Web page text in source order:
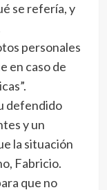
se refería, y
personales
en caso de
defendido
y un
la situación
Fabricio.
que no